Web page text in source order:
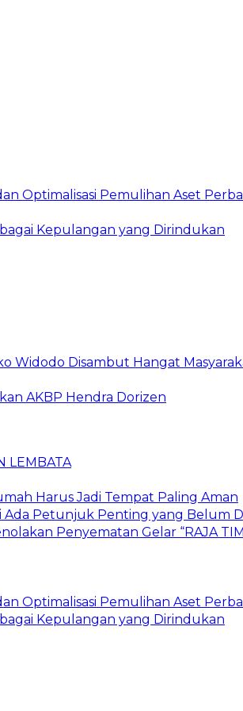
Optimalisasi Pemulihan Aset
Kepulangan yang Dirindukan
Widodo Disambut Hangat
AKBP Hendra Dorizen
LEMBATA
Harus Jadi Tempat Paling Aman
Ada Petunjuk Penting yang Belum
Penyematan Gelar “RAJA
Optimalisasi Pemulihan Aset
Kepulangan yang Dirindukan